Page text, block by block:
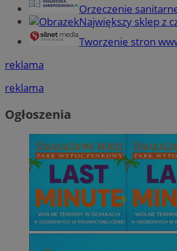
Orzeczenie
Największy sklep z
Tworzenie stron
reklama
reklama
Ogłoszenia